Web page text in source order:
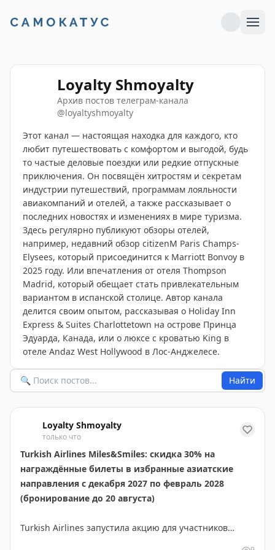
Loyalty Shmoyalty
Архив постов телеграм-канала
@loyaltyshmoyalty
Этот канал — настоящая находка для каждого, кто
любит путешествовать с комфортом и выгодой, будь
то частые деловые поездки или редкие отпускные
приключения. Он посвящён хитростям и секретам
индустрии путешествий, программам лояльности
авиакомпаний и отелей, а также рассказывает о
последних новостях и изменениях в мире туризма.
Здесь регулярно публикуют обзоры отелей,
например, недавний обзор citizenM Paris Champs-
Elysees, который присоединится к Marriott Bonvoy в
2025 году. Или впечатления от отеля Thompson
Madrid, который обещает стать привлекательным
вариантом в испанской столице. Автор канала
делится своим опытом, рассказывая о Holiday Inn
Express & Suites Charlottetown на острове Принца
Эдуарда, Канада, или о люксе с кроватью King в
отеле Andaz West Hollywood в Лос-Анджелесе.
Найти
Loyalty Shmoyalty
только что
Turkish Airlines Miles&Smiles: скидка 30% на
награждённые билеты в избранные азиатские
направления с декабря 2027 по февраль 2028
(бронирование до 20 августа)
Turkish Airlines запустила акцию для участников